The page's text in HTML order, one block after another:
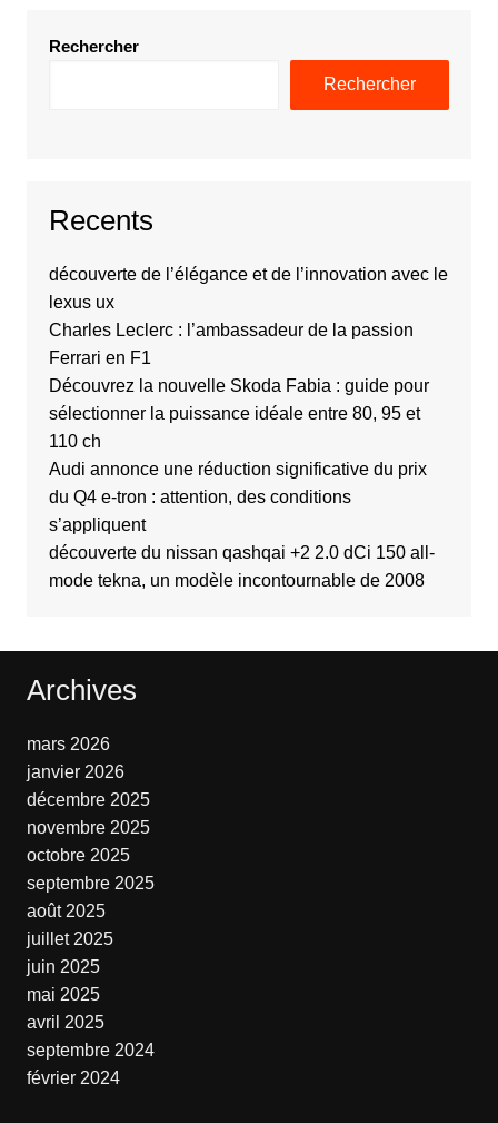
Rechercher
Rechercher
Recents
découverte de l’élégance et de l’innovation avec le
lexus ux
Charles Leclerc : l’ambassadeur de la passion
Ferrari en F1
Découvrez la nouvelle Skoda Fabia : guide pour
sélectionner la puissance idéale entre 80, 95 et
110 ch
Audi annonce une réduction significative du prix
du Q4 e-tron : attention, des conditions
s’appliquent
découverte du nissan qashqai +2 2.0 dCi 150 all-
mode tekna, un modèle incontournable de 2008
Archives
mars 2026
janvier 2026
décembre 2025
novembre 2025
octobre 2025
septembre 2025
août 2025
juillet 2025
juin 2025
mai 2025
avril 2025
septembre 2024
février 2024